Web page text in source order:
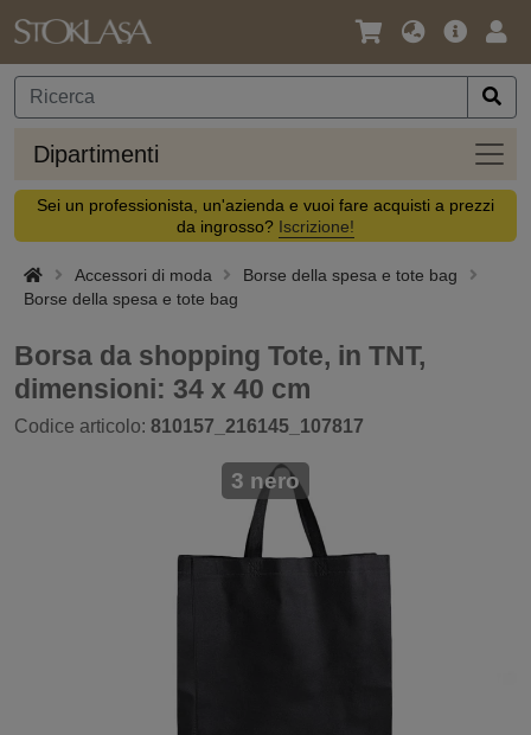
Lingua
Valuta
Offerta
Dipartimenti
Sei un professionista, un'azienda e vuoi fare acquisti a prezzi
da ingrosso? Iscrizione!
Accessori di moda
Borse della spesa e tote bag
Borse della spesa e tote bag
Borsa da shopping Tote, in TNT,
dimensioni: 34 x 40 cm
Codice articolo: 810157_216145_107817
3 nero